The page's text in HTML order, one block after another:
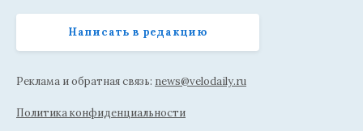
Написать в редакцию
Реклама и обратная связь: news@velodaily.ru
Политика конфиденциальности